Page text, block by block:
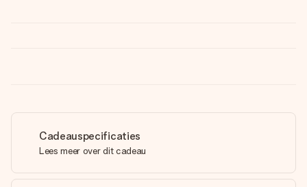
Cadeauspecificaties
Lees meer over dit cadeau